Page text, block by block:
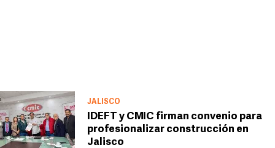
JALISCO
IDEFT y CMIC firman convenio para
profesionalizar construcción en
Jalisco